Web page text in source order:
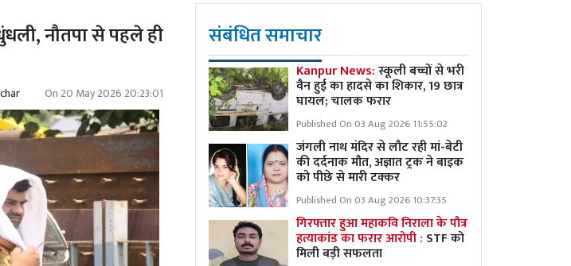
नौतपा से पहले ही
On 20 May 2026 20:23:01
संबंधित समाचार
Kanpur News:स्कूली बच्चों से भरी
वैन हुई का हादसे का शिकार, 19 छात्र
घायल; चालक फरार
Published On 03 Aug 2026 11:55:02
जंगली नाथ मंदिर से लौट रही मां-बेटी
की दर्दनाक मौत, अज्ञात ट्रक ने बाइक
को पीछे से मारी टक्कर
Published On 03 Aug 2026 10:37:35
गिरफ्तार हुआ महाकवि निराला के पौत्र
हत्याकांड का फरार आरोपी : STF को
मिली बड़ी सफलता